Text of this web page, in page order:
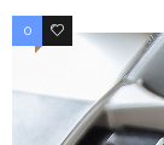
0 0